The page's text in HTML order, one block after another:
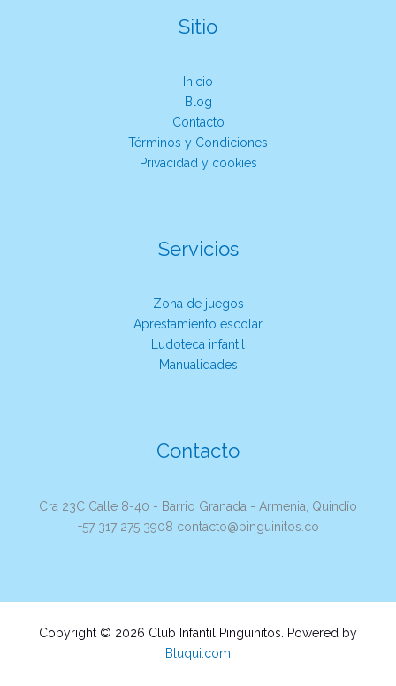
Sitio
Inicio
Blog
Contacto
Términos y Condiciones
Privacidad y cookies
Servicios
Zona de juegos
Aprestamiento escolar
Ludoteca infantil
Manualidades
Contacto
Cra 23C Calle 8-40 - Barrio Granada - Armenia, Quindío
+57 317 275 3908 contacto@pinguinitos.co
Copyright © 2026 Club Infantil Pingüinitos. Powered by
Bluqui.com